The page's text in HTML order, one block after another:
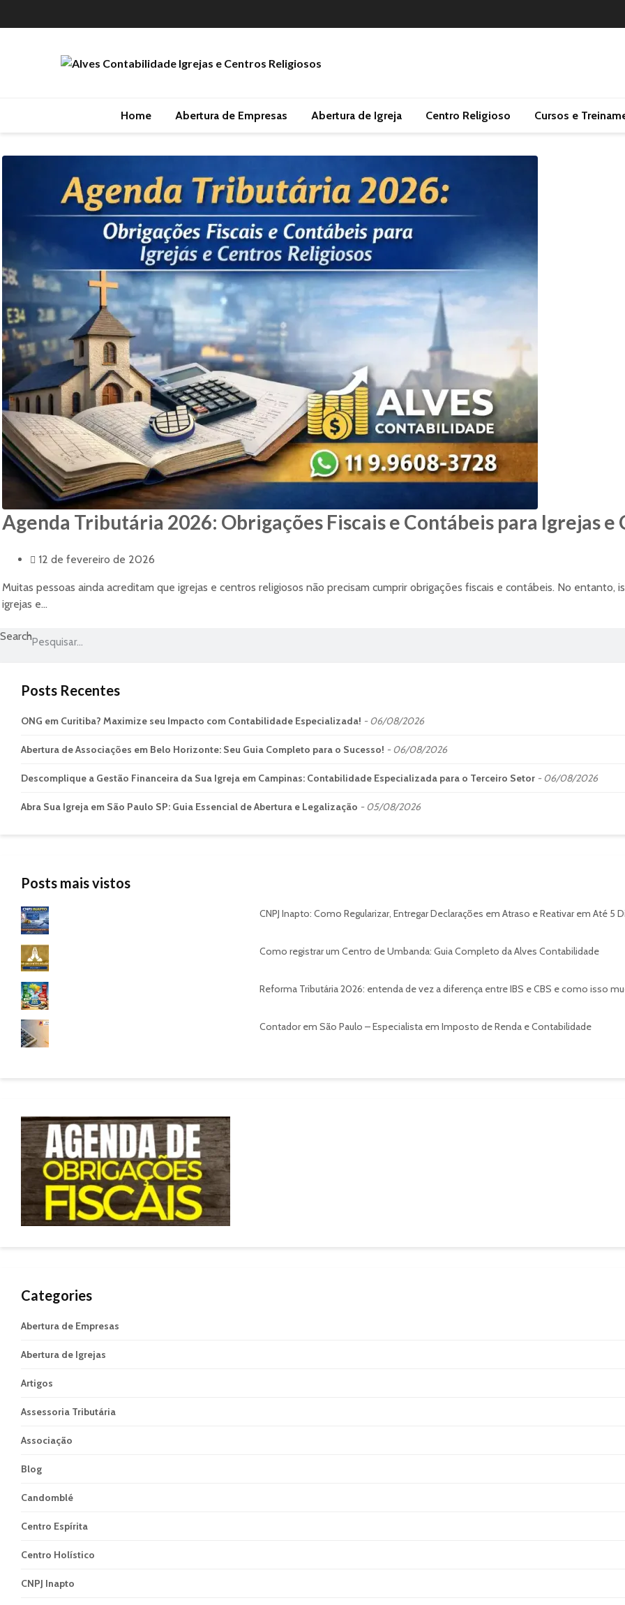
Home Abertura de Empresas Abertura de Igreja Centro Religioso Cursos e
Agenda Tributária 2026: Obrigações Fiscais e Contábeis para Igrejas e
12 de fevereiro de 2026
Muitas pessoas ainda acreditam que igrejas e centros religiosos não precisam cumprir obrigações fiscais e contábeis. No
igrejas e...
Search
Posts Recentes
ONG em Curitiba? Maximize seu Impacto com Contabilidade Especializada! 06/08/2026
Abertura de Associações em Belo Horizonte: Seu Guia Completo para o Sucesso! 06/08/2026
Descomplique a Gestão Financeira da Sua Igreja em Campinas: Contabilidade Especializada para o Terceiro Setor 06/08/2026
Abra Sua Igreja em São Paulo SP: Guia Essencial de Abertura e Legalização 05/08/2026
Posts mais vistos
CNPJ Inapto: Como Regularizar, Entregar Declarações em Atraso e Reativar em Até 5
Como registrar um Centro de Umbanda: Guia Completo da Alves Contabilidade
Reforma Tributária 2026: entenda de vez a diferença entre IBS e CBS e como isso
Contador em São Paulo – Especialista em Imposto de Renda e Contabilidade
Categories
Abertura de Empresas
Abertura de Igrejas
Artigos
Assessoria Tributária
Associação
Blog
Candomblé
Centro Espírita
Centro Holístico
CNPJ Inapto